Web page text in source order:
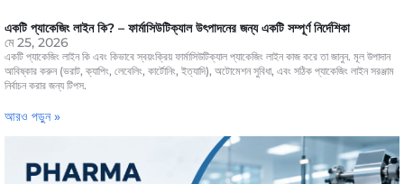
একটি প্যাকেজিং লাইন কি? – ফার্মাসিউটিক্যাল উৎপাদনের জন্য একটি সম্পূর্ণ নির্দেশিকা
মে 25, 2026
একটি প্যাকেজিং লাইন কি এবং কিভাবে স্বয়ংক্রিয় ফার্মাসিউটিক্যাল প্যাকেজিং লাইন কাজ করে তা জানুন. মূল উপাদান
আবিষ্কার করুন (ভরাট, ক্যাপিং, লেবেলিং, কার্টোনিং, ইত্যাদি), অটোমেশন সুবিধা, এবং সঠিক প্যাকেজিং লাইন সরঞ্জাম
নির্বাচন করার জন্য টিপস.
আরও পড়ুন »